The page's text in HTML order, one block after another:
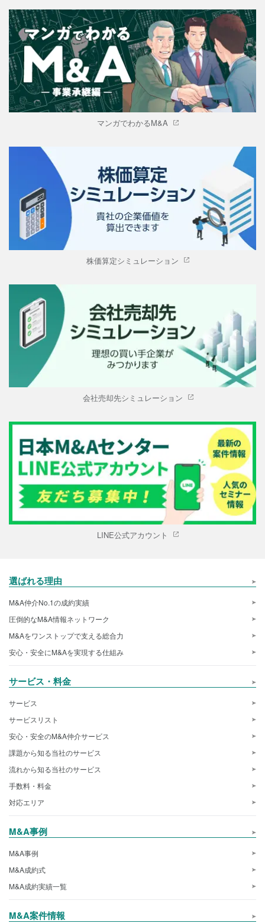
マンガでわかるM&A
株価算定シミュレーション
会社売却先シミュレーション
LINE公式アカウント
選ばれる理由
M&A仲介No.1の成約実績
圧倒的なM&A情報ネットワーク
M&Aをワンストップで支える総合力
安心・安全にM&Aを実現する仕組み
サービス・料金
サービス
サービスリスト
安心・安全のM&A仲介サービス
課題から知る当社のサービス
流れから知る当社のサービス
手数料・料金
対応エリア
M&A事例
M&A事例
M&A成約式
M&A成約実績一覧
M&A案件情報